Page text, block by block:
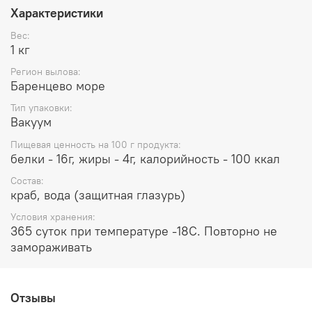
Характеристики
Вес:
1 кг
Регион вылова:
Баренцево море
Тип упаковки:
Вакуум
Пищевая ценность на 100 г продукта:
белки - 16г, жиры - 4г, калорийность - 100 ккал
Состав:
краб, вода (защитная глазурь)
Условия хранения:
365 суток при температуре -18С. Повторно не
замораживать
Отзывы